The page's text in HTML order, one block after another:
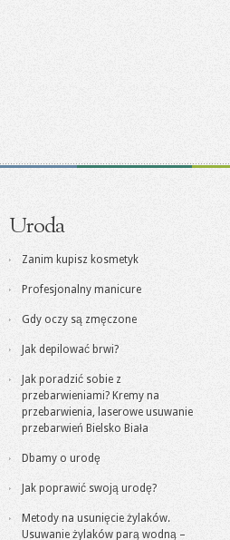
Uroda
Zanim kupisz kosmetyk
Profesjonalny manicure
Gdy oczy są zmęczone
Jak depilować brwi?
Jak poradzić sobie z
przebarwieniami? Kremy na
przebarwienia, laserowe usuwanie
przebarwień Bielsko Biała
Dbamy o urodę
Jak poprawić swoją urodę?
Metody na usunięcie żylaków.
Usuwanie żylaków parą wodną –